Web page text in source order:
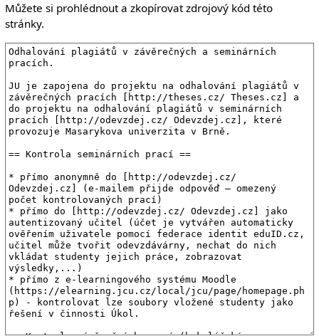
Můžete si prohlédnout a zkopírovat zdrojový kód této
stránky.